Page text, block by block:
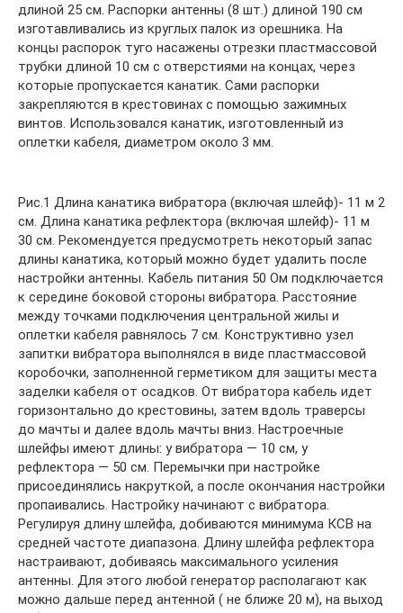
длиной 25 см. Распорки антенны (8 шт.) длиной 190 см
изготавливались из круглых палок из орешника. На
концы распорок туго насажены отрезки пластмассовой
трубки длиной 10 см с отверстиями на концах, через
которые пропускается канатик. Сами распорки
закрепляются в крестовинах с помощью зажимных
винтов. Использовался канатик, изготовленный из
оплетки кабеля, диаметром около 3 мм.
Рис.1 Длина канатика вибратора (включая шлейф)- 11 м 2
см. Длина канатика рефлектора (включая шлейф)- 11 м
30 см. Рекомендуется предусмотреть некоторый запас
длины канатика, который можно будет удалить после
настройки антенны. Кабель питания 50 Ом подключается
к середине боковой стороны вибратора. Расстояние
между точками подключения центральной жилы и
оплетки кабеля равнялось 7 см. Конструктивно узел
запитки вибратора выполнялся в виде пластмассовой
коробочки, заполненной герметиком для защиты места
заделки кабеля от осадков. От вибратора кабель идет
горизонтально до крестовины, затем вдоль траверсы
до мачты и далее вдоль мачты вниз. Настроечные
шлейфы имеют длины: у вибратора — 10 см, у
рефлектора — 50 см. Перемычки при настройке
присоединялись накруткой, а после окончания настройки
пропаивались. Настройку начинают с вибратора.
Регулируя длину шлейфа, добиваются минимума КСВ на
средней частоте диапазона. Длину шлейфа рефлектора
настраивают, добиваясь максимального усиления
антенны. Для этого любой генератор располагают как
можно дальше перед антенной ( не ближе 20 м), на выход